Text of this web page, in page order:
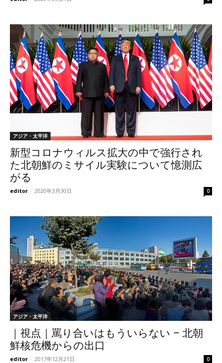
アジア・太平洋
新型コロナウィルス拡大の中で強行され
た北朝鮮のミサイル実験について憶測広
がる
editor - 2020年3月30日 0
アジア・太平洋
｜視点｜罵り合いはもういらない – 北朝
鮮核危機からの出口
editor - 2017年12月21日 0